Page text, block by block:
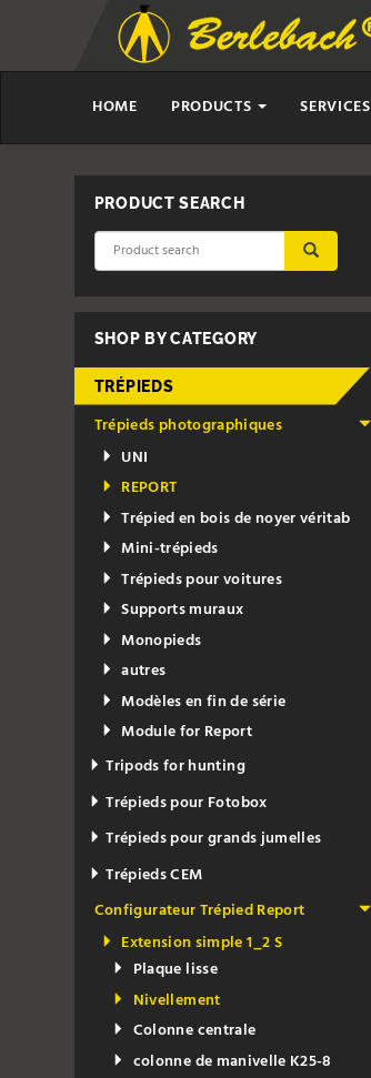
HOME PRODUCTS SERVICES
PRODUCT SEARCH
SHOP BY CATEGORY
TRÉPIEDS
Trépieds photographiques
UNI
REPORT
Trépied en bois de noyer véritab
Mini-trépieds
Trépieds pour voitures
Supports muraux
Monopieds
autres
Modèles en fin de série
Module for Report
Tripods for hunting
Trépieds pour Fotobox
Trépieds pour grands jumelles
Trépieds CEM
Configurateur Trépied Report
Extension simple 1_2 S
Plaque lisse
Nivellement
Colonne centrale
colonne de manivelle K25-8